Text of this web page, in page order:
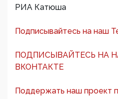
РИА Катюша
Подписывайтесь на наш
ПОДПИСЫВАЙТЕСЬ НА
ВКОНТАКТЕ
Поддержать наш проект